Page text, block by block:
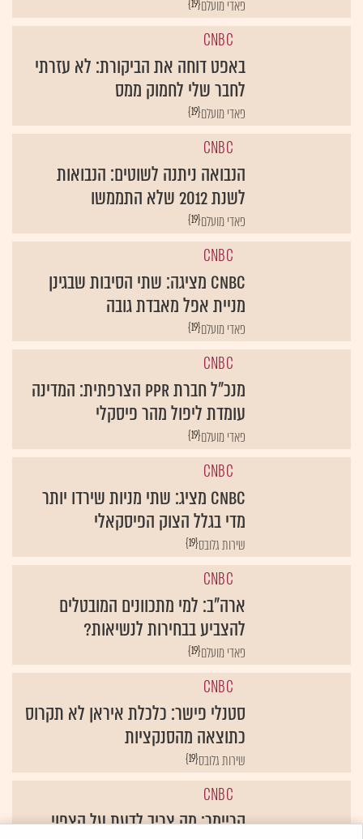
באפט דוחה את הביקורת: לא עזרתי
לחבר שלי לחמוק ממס
{19}פאדי מועלם
הנבואה ניתנה לשוטים: הנבואות
לשנת 2012 שלא התממשו
{19}פאדי מועלם
CNBC מציגה: שתי הסיבות שבגינן
מניית אפל מאבדת גובה
{19}פאדי מועלם
עומדת ליפול מהר פיסקלי
{19} פאדי מועלם
CNBC מציג: שתי מניות שירדו יותר
מדי בגלל הצוק הפיסקאלי
{19} שירות גלובס
ארה"ב: למי מתכוונים המובטלים
להצביע בבחירות לנשיאות?
{19}פאדי מועלם
סטנלי פישר: כלכלת איראן לא תקרוס
כתוצאה מהסנקציות
{19}שירות גלובס
קריימר: מה צריך לדעת על הצפוי
בשווקים החודש?